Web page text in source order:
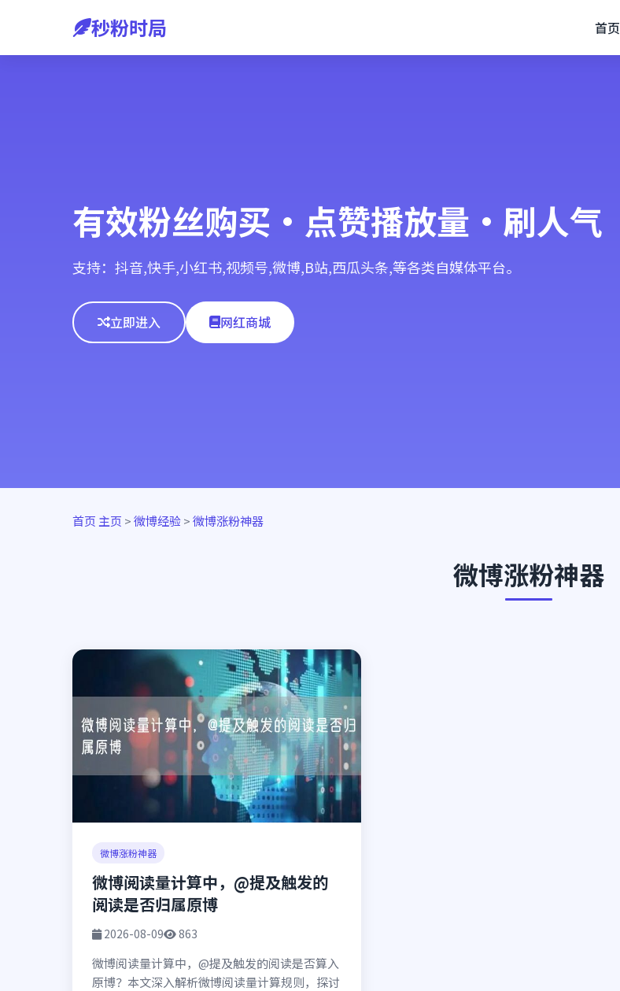
秒粉时局 首页
有效粉丝购买·点赞播放量·刷人气
支持：抖音,快手,小红书,视频号,微博,B站,西瓜头条,等各类自媒体平台。
立即进入 网红商城
首页 主页 >微博经验>微博涨粉神器
微博涨粉神器
微博涨粉神器
微博阅读量计算中，@提及触发的
阅读是否归属原博
2026-08-09 863
微博阅读量计算中，@提及触发的阅读是否算入
原博？本文深入解析微博阅读量计算规则，探讨